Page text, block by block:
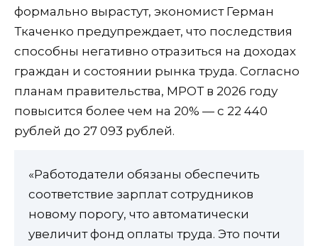
формально вырастут, экономист Герман
Ткаченко предупреждает, что последствия
способны негативно отразиться на доходах
граждан и состоянии рынка труда. Согласно
планам правительства, МРОТ в 2026 году
повысится более чем на 20% — с 22 440
рублей до 27 093 рублей.
«Работодатели обязаны обеспечить
соответствие зарплат сотрудников
новому порогу, что автоматически
увеличит фонд оплаты труда. Это почти